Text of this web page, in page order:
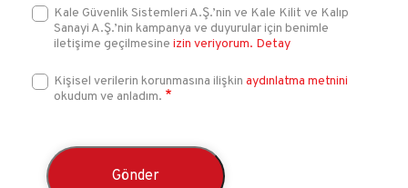
Kale Güvenlik Sistemleri A.Ş.’nin ve Kale Kilit ve Kalıp
Sanayi A.Ş.’nin kampanya ve duyurular için benimle
iletişime geçilmesine izin veriyorum. Detay
Kişisel verilerin korunmasına ilişkin aydınlatma metnini
okudum ve anladım.